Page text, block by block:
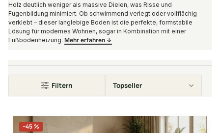
Holz deutlich weniger als massive Dielen, was Risse und
Fugenbildung minimiert. Ob schwimmend verlegt oder vollflächig
verklebt – dieser langlebige Boden ist die perfekte, formstabile
Lösung für modernes Wohnen, sogar in Kombination mit einer
Fußbodenheizung. Mehr erfahren ↓
Filtern
−45 %